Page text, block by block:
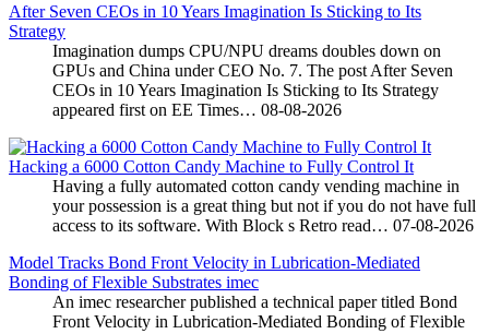
After Seven CEOs in 10 Years Imagination Is Sticking to Its
Strategy
Imagination dumps CPU/NPU dreams doubles down on
GPUs and China under CEO No. 7. The post After Seven
CEOs in 10 Years Imagination Is Sticking to Its Strategy
appeared first on EE Times… 08-08-2026
Hacking a 6000 Cotton Candy Machine to Fully Control It
Having a fully automated cotton candy vending machine in
your possession is a great thing but not if you do not have full
access to its software. With Block s Retro read… 07-08-2026
Model Tracks Bond Front Velocity in Lubrication-Mediated
Bonding of Flexible Substrates imec
An imec researcher published a technical paper titled Bond
Front Velocity in Lubrication-Mediated Bonding of Flexible